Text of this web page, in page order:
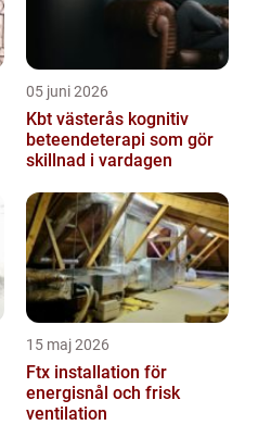
05 juni 2026
Kbt västerås kognitiv
beteendeterapi som gör
skillnad i vardagen
15 maj 2026
Ftx installation för
energisnål och frisk
ventilation